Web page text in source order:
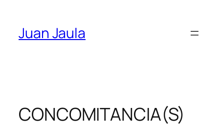
content
Juan Jaula
CONCOMITANCIA(S)